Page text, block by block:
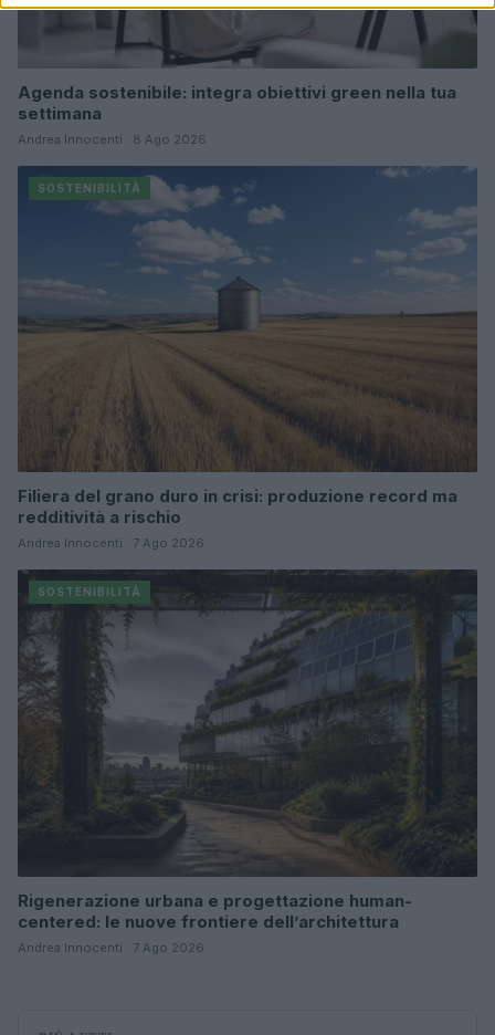
Agenda sostenibile: integra obiettivi green nella tua
settimana
Andrea Innocenti · 8 Ago 2026
SOSTENIBILITÀ
Filiera del grano duro in crisi: produzione record ma
redditività a rischio
Andrea Innocenti · 7 Ago 2026
SOSTENIBILITÀ
Rigenerazione urbana e progettazione human-
centered: le nuove frontiere dell’architettura
Andrea Innocenti · 7 Ago 2026